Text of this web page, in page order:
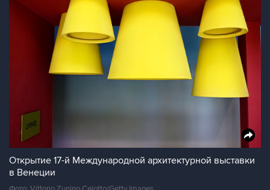
Открытие 17-й Международной архитектурной выставки
в Венеции